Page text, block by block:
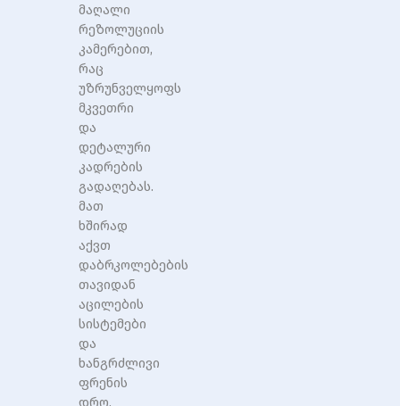
მაღალი
რეზოლუციის
კამერებით,
რაც
უზრუნველყოფს
მკვეთრი
და
დეტალური
კადრების
გადაღებას.
მათ
ხშირად
აქვთ
დაბრკოლებების
თავიდან
აცილების
სისტემები
და
ხანგრძლივი
ფრენის
დრო,